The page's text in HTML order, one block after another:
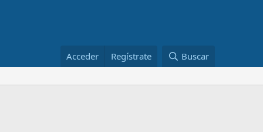
Acceder Regístrate Buscar